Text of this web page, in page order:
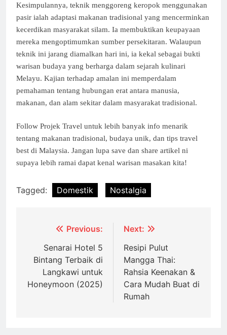
Kesimpulannya, teknik menggoreng keropok menggunakan
pasir ialah adaptasi makanan tradisional yang mencerminkan
kecerdikan masyarakat silam. Ia membuktikan keupayaan
mereka mengoptimumkan sumber persekitaran. Walaupun
teknik ini jarang diamalkan hari ini, ia kekal sebagai bukti
warisan budaya yang berharga dalam sejarah kulinari
Melayu. Kajian terhadap amalan ini memperdalam
pemahaman tentang hubungan erat antara manusia,
makanan, dan alam sekitar dalam masyarakat tradisional.
Follow Projek Travel untuk lebih banyak info menarik
tentang makanan tradisional, budaya unik, dan tips travel
best di Malaysia. Jangan lupa save dan share artikel ni
supaya lebih ramai dapat kenal warisan masakan kita!
Tagged: Domestik Nostalgia
navigation
Previous:
Senarai Hotel 5
Bintang Terbaik di
Langkawi untuk
Honeymoon (2025)
Next:
Resipi Pulut
Mangga Thai:
Rahsia Keenakan &
Cara Mudah Buat di
Rumah